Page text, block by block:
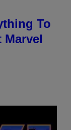
To
Marvel